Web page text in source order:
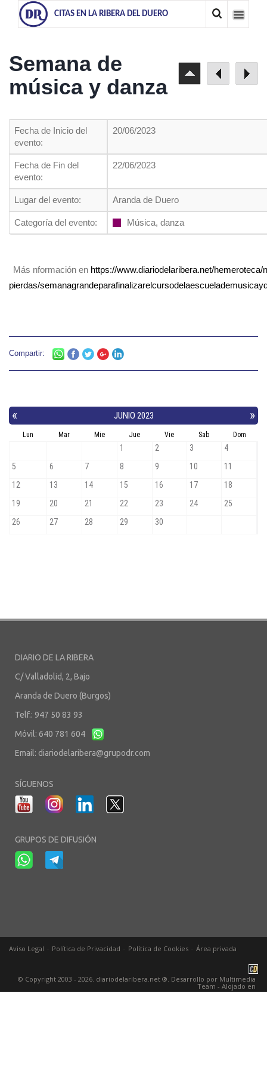
CITAS EN LA RIBERA DEL DUERO
Semana de
música y danza
Fecha de Inicio del
evento:
20/06/2023
Fecha de Fin del
evento:
22/06/2023
Lugar del evento: Aranda de Duero
Categoría del evento: Música, danza
Más nformación en https://www.diariodelaribera.net/hemeroteca/
pierdas/
Compartir:
DIARIO DE LA RIBERA
C/ Valladolid, 2, Bajo
Aranda de Duero (Burgos)
Telf.: 947 50 83 93
Móvil: 640 781 604
Email: diariodelaribera@grupodr.com
SÍGUENOS
GRUPOS DE DIFUSIÓN
Aviso Legal Política de Privacidad Política de Cookies Área privada
© Copyright 2003 - 2026. diariodelaribera.net ®. Desarrollo por Multimedia
Team - Alojado en